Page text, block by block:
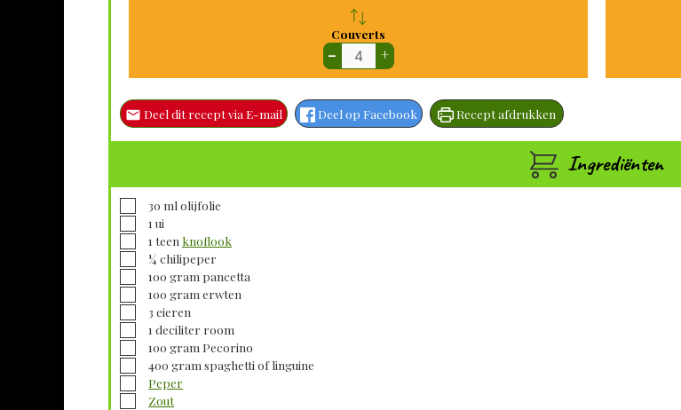
Couverts
– +
Deel dit recept via E-mail Deel op Facebook Recept afdrukken
Ingrediënten
▢
30 ml olijfolie
▢1 ui
▢1 teen knoflook
▢
¼ chilipeper
▢
100 gram pancetta
▢
100 gram erwten
▢
3 eieren
▢1 deciliter room
▢
100 gram Pecorino
▢
400 gram spaghetti of linguine
▢
Peper
▢
Zout